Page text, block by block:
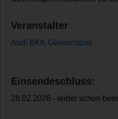
Veranstalter
Audi BKK Gewinnspiel
Einsendeschluss:
28.02.2026 - leider schon